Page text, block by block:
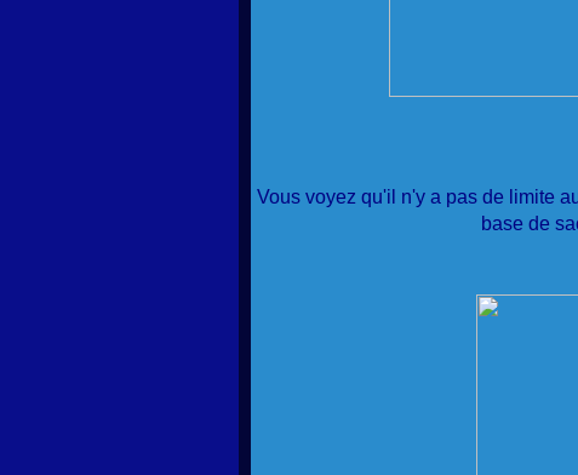
Vous voyez qu'il n'y a pas de limite
base de